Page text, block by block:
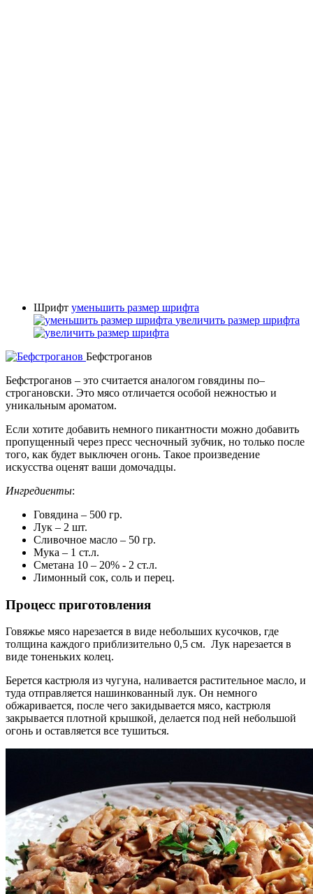
Шрифт уменьшить размер шрифта
увеличить размер шрифта
Бефстроганов
Бефстроганов – это считается аналогом говядины по–
строгановски. Это мясо отличается особой нежностью и
уникальным ароматом.
Если хотите добавить немного пикантности можно добавить
пропущенный через пресс чесночный зубчик, но только после
того, как будет выключен огонь. Такое произведение
искусства оценят ваши домочадцы.
Ингредиенты:
Говядина – 500 гр.
Лук – 2 шт.
Сливочное масло – 50 гр.
Мука – 1 ст.л.
Сметана 10 – 20% - 2 ст.л.
Лимонный сок, соль и перец.
Процесс приготовления
Говяжье мясо нарезается в виде небольших кусочков, где
толщина каждого приблизительно 0,5 см. Лук нарезается в
виде тоненьких колец.
Берется кастрюля из чугуна, наливается растительное масло, и
туда отправляется нашинкованный лук. Он немного
обжаривается, после чего закидывается мясо, кастрюля
закрывается плотной крышкой, делается под ней небольшой
огонь и оставляется все тушиться.